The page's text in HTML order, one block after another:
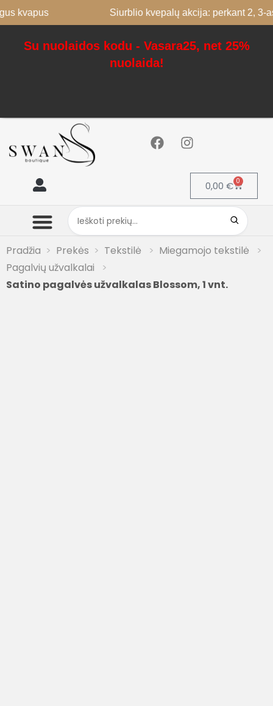
Siurblio kvepalų akcija: perkant 2, 3-as
Su nuolaidos kodu - Vasara25, net 25%
nuolaida!
0,00 € 0
Pradžia Prekės Tekstilė
Miegamojo tekstilė
Pagalvių užvalkalai
Satino pagalvės užvalkalas Blossom, 1 vnt.